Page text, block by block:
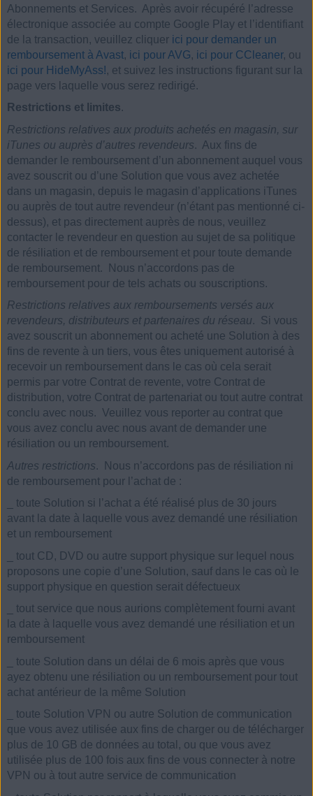
Abonnements et Services. Après avoir récupéré l’adresse
électronique associée au compte Google Play et l’identifiant
de la transaction, veuillez cliquer ici pour demander un
remboursement à Avast, ici pour AVG, ici pour CCleaner, ou
ici pour HideMyAss!, et suivez les instructions figurant sur la
page vers laquelle vous serez redirigé.
Restrictions et limites.
Restrictions relatives aux produits achetés en magasin, sur
iTunes ou auprès d’autres revendeurs. Aux fins de
demander le remboursement d’un abonnement auquel vous
avez souscrit ou d’une Solution que vous avez achetée
dans un magasin, depuis le magasin d’applications iTunes
ou auprès de tout autre revendeur (n’étant pas mentionné ci-
dessus), et pas directement auprès de nous, veuillez
contacter le revendeur en question au sujet de sa politique
de résiliation et de remboursement et pour toute demande
de remboursement. Nous n’accordons pas de
remboursement pour de tels achats ou souscriptions.
Restrictions relatives aux remboursements versés aux
revendeurs, distributeurs et partenaires du réseau. Si vous
avez souscrit un abonnement ou acheté une Solution à des
fins de revente à un tiers, vous êtes uniquement autorisé à
recevoir un remboursement dans le cas où cela serait
permis par votre Contrat de revente, votre Contrat de
distribution, votre Contrat de partenariat ou tout autre contrat
conclu avec nous. Veuillez vous reporter au contrat que
vous avez conclu avec nous avant de demander une
résiliation ou un remboursement.
Autres restrictions. Nous n’accordons pas de résiliation ni
de remboursement pour l’achat de :
toute Solution si l’achat a été réalisé plus de 30 jours
avant la date à laquelle vous avez demandé une résiliation
et un remboursement
tout CD, DVD ou autre support physique sur lequel nous
proposons une copie d’une Solution, sauf dans le cas où le
support physique en question serait défectueux
tout service que nous aurions complètement fourni avant
la date à laquelle vous avez demandé une résiliation et un
remboursement
toute Solution dans un délai de 6 mois après que vous
ayez obtenu une résiliation ou un remboursement pour tout
achat antérieur de la même Solution
toute Solution VPN ou autre Solution de communication
que vous avez utilisée aux fins de charger ou de télécharger
plus de 10 GB de données au total, ou que vous avez
utilisée plus de 100 fois aux fins de vous connecter à notre
VPN ou à tout autre service de communication